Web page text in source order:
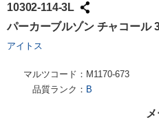
10302-114-3L
パーカーブルゾン チャコール
アイトス
マルツコード： M1170-673
品質ランク： B